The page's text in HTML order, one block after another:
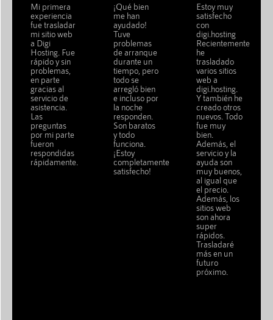
Mi primera
experiencia
fue trasladar
mi sitio web
a Digi
Hosting. Fue
rápido y sin
problemas,
en parte
gracias al
servicio de
asistencia.
Las
preguntas
por mi parte
fueron
respondidas
rápidamente.
¡Qué bien
me han
ayudado!
Tuve
problemas
de arranque
durante un
tiempo, pero
todo se
arregló bien
e incluso por
la noche
responden.
Son baratos
y todo
funciona.
¡Estoy
completamente
satisfecho!
Estoy muy
satisfecho
con
digi.hosting
Recientemente
he
trasladado
varios sitios
web a
digi.hosting.
Y también he
creado otros
nuevos. Todo
fue muy
bien.
Además, el
servicio y la
ayuda son
muy buenos,
al igual que
el precio.
Además, los
sitios web
son ahora
super
rápidos.
Trasladaré
más en un
futuro
próximo.